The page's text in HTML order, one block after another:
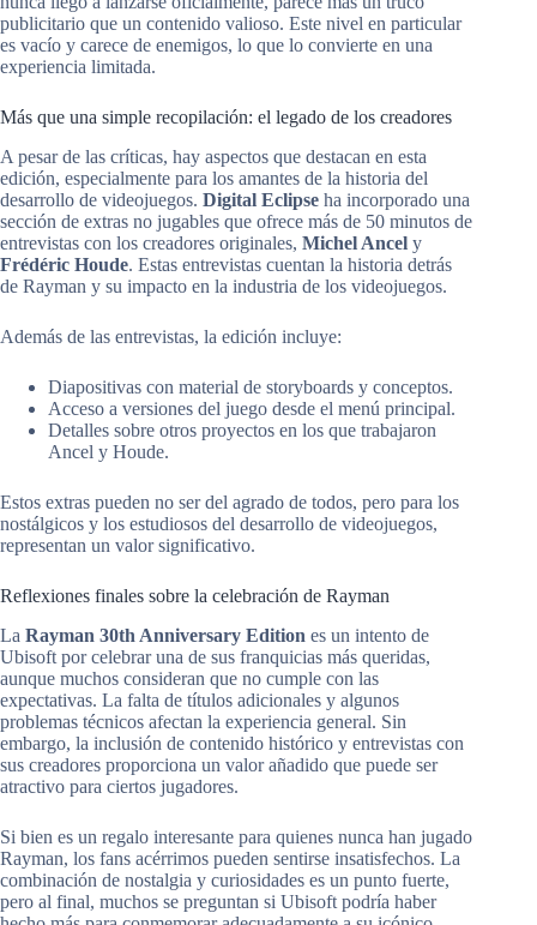
publicitario que un contenido valioso. Este nivel en particular
es vacío y carece de enemigos, lo que lo convierte en una
experiencia limitada.
Más que una simple recopilación: el legado de los creadores
A pesar de las críticas, hay aspectos que destacan en esta
edición, especialmente para los amantes de la historia del
desarrollo de videojuegos. Digital Eclipse ha incorporado una
sección de extras no jugables que ofrece más de 50 minutos de
entrevistas con los creadores originales, Michel Ancel y
Frédéric Houde. Estas entrevistas cuentan la historia detrás
de Rayman y su impacto en la industria de los videojuegos.
Además de las entrevistas, la edición incluye:
Diapositivas con material de storyboards y conceptos.
Acceso a versiones del juego desde el menú principal.
Detalles sobre otros proyectos en los que trabajaron
Ancel y Houde.
Estos extras pueden no ser del agrado de todos, pero para los
nostálgicos y los estudiosos del desarrollo de videojuegos,
representan un valor significativo.
Reflexiones finales sobre la celebración de Rayman
La Rayman 30th Anniversary Edition es un intento de
Ubisoft por celebrar una de sus franquicias más queridas,
aunque muchos consideran que no cumple con las
expectativas. La falta de títulos adicionales y algunos
problemas técnicos afectan la experiencia general. Sin
embargo, la inclusión de contenido histórico y entrevistas con
sus creadores proporciona un valor añadido que puede ser
atractivo para ciertos jugadores.
Si bien es un regalo interesante para quienes nunca han jugado
Rayman, los fans acérrimos pueden sentirse insatisfechos. La
combinación de nostalgia y curiosidades es un punto fuerte,
pero al final, muchos se preguntan si Ubisoft podría haber